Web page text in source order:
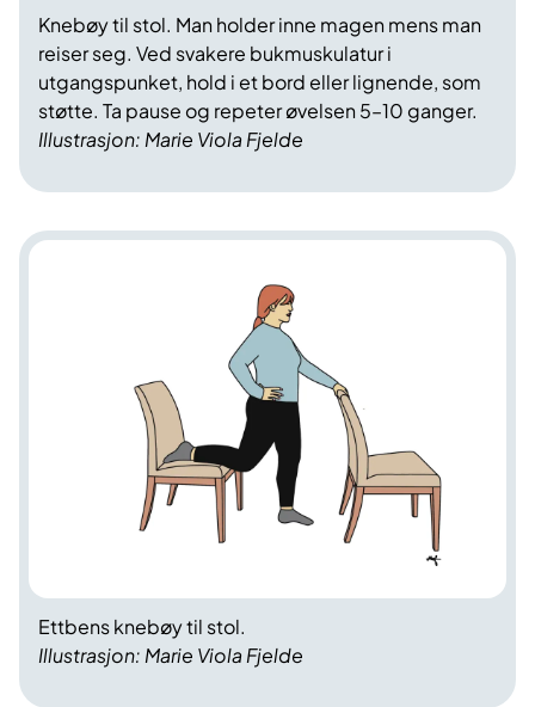
Illustrasjon: Marie Viola Fjelde
Knebøy til stol. Man holder inne magen mens man
reiser seg. Ved svakere bukmuskulatur i
utgangspunket, hold i et bord eller lignende, som
støtte. Ta pause og repeter øvelsen 5–10 ganger.
Illustrasjon: Marie Viola Fjelde
Ettbens knebøy til stol.